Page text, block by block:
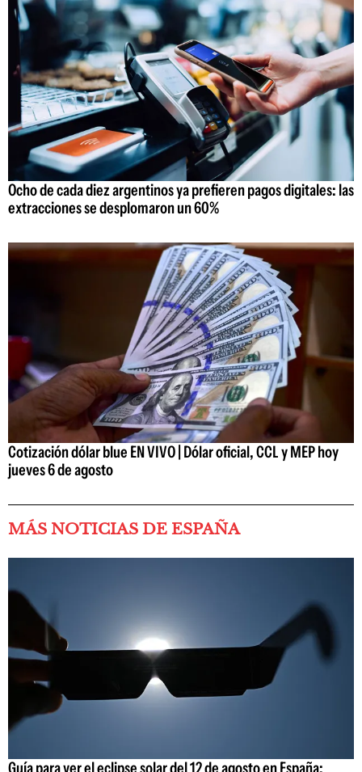
Ocho de cada diez argentinos ya prefieren pagos digitales: las
extracciones se desplomaron un 60%
Cotización dólar blue EN VIVO | Dólar oficial, CCL y MEP hoy
jueves 6 de agosto
MÁS NOTICIAS DE ESPAÑA
Guía para ver el eclipse solar del 12 de agosto en España: